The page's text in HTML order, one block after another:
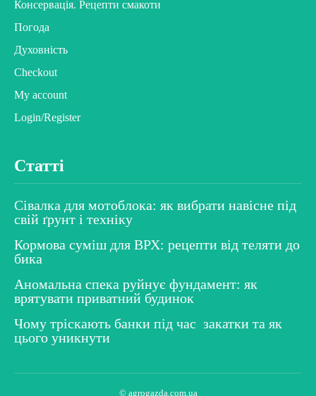
Консервація. Рецепти смакоти
Погода
Духовність
Checkout
My account
Login/Register
Статті
Сівалка для мотоблока: як вибрати навісне під
свій ґрунт і техніку
Кормова суміш для ВРХ: рецепти від теляти до
бика
Аномальна спека руйнує фундамент: як
врятувати приватний будинок
Чому тріскають банки під час закатки та як
цього уникнути
© agrogazda.com.ua